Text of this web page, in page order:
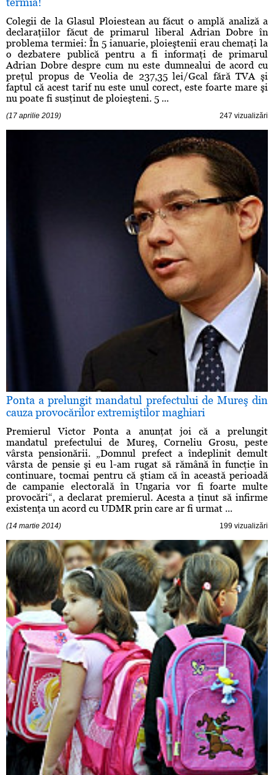
Colegii de la Glasul Ploiestean au făcut o amplă analiză a
declaraţiilor făcut de primarul liberal Adrian Dobre în
problema termiei: În 5 ianuarie, ploieştenii erau chemaţi la
o dezbatere publică pentru a fi informaţi de primarul
Adrian Dobre despre cum nu este dumnealui de acord cu
preţul propus de Veolia de 237,35 lei/Gcal fără TVA şi
faptul că acest tarif nu este unul corect, este foarte mare şi
nu poate fi susţinut de ploieşteni. 5 ...
(17 aprilie 2019) 247 vizualizări
Ponta a prelungit mandatul prefectului de Mureş din
cauza provocărilor extremiştilor maghiari
Premierul Victor Ponta a anunţat joi că a prelungit
mandatul prefectului de Mureş, Corneliu Grosu, peste
vârsta pensionării. „Domnul prefect a îndeplinit demult
vârsta de pensie şi eu l-am rugat să rămână în funcţie în
continuare, tocmai pentru că ştiam că în această perioadă
de campanie electorală în Ungaria vor fi foarte multe
provocări“, a declarat premierul. Acesta a ţinut să infirme
existenţa un acord cu UDMR prin care ar fi urmat ...
(14 martie 2014) 199 vizualizări